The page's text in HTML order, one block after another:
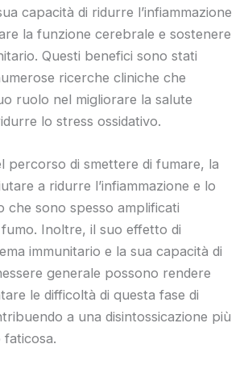
capacità di ridurre l’infiammazione
la funzione cerebrale e sostenere
Questi benefici sono stati
ricerche cliniche che
ruolo nel migliorare la salute
lo stress ossidativo.
percorso di smettere di fumare, la
a ridurre l’infiammazione e lo
che sono spesso amplificati
fumo. Inoltre, il suo effetto di
immunitario e la sua capacità di
generale possono rendere
le difficoltà di questa fase di
a una disintossicazione più
faticosa.